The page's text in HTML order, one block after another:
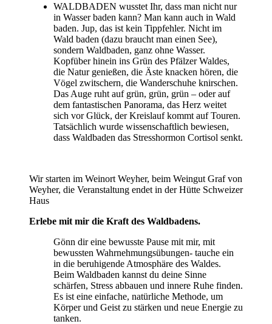
WALDBADEN wusstet Ihr, dass man nicht nur
in Wasser baden kann? Man kann auch in Wald
baden. Jup, das ist kein Tippfehler. Nicht im
Wald baden (dazu braucht man einen See),
sondern Waldbaden, ganz ohne Wasser.
Kopfüber hinein ins Grün des Pfälzer Waldes,
die Natur genießen, die Äste knacken hören, die
Vögel zwitschern, die Wanderschuhe knirschen.
Das Auge ruht auf grün, grün, grün – oder auf
dem fantastischen Panorama, das Herz weitet
sich vor Glück, der Kreislauf kommt auf Touren.
Tatsächlich wurde wissenschaftlich bewiesen,
dass Waldbaden das Stresshormon Cortisol senkt.
Wir starten im Weinort Weyher, beim Weingut Graf von
Weyher, die Veranstaltung endet in der Hütte Schweizer
Haus
Erlebe mit mir die Kraft des Waldbadens.
Gönn dir eine bewusste Pause mit mir, mit
bewussten Wahrnehmungsübungen- tauche ein
in die beruhigende Atmosphäre des Waldes.
Beim Waldbaden kannst du deine Sinne
schärfen, Stress abbauen und innere Ruhe finden.
Es ist eine einfache, natürliche Methode, um
Körper und Geist zu stärken und neue Energie zu
tanken.